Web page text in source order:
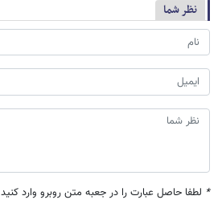
نظر شما
* لطفا حاصل عبارت را در جعبه متن روبرو وارد کنید